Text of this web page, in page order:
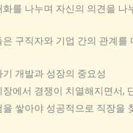
를 나누며 자신의 의견을
구직자와 기업 간의 관계
개발과 성장의 중요성
에서 경쟁이 치열해지면서,
쌓아야 성공적으로 직장을